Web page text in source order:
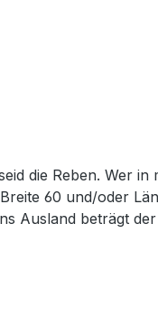
60 und/oder
Ausland beträgt